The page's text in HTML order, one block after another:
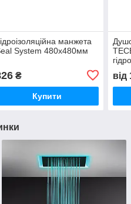
манжета
System 480x480мм
₴
Купити
від